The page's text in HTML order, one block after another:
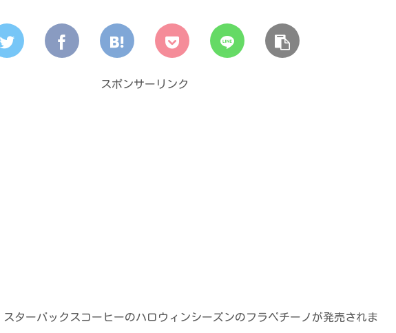
スポンサーリンク
スターバックスコーヒーのハロウィンシーズンのフラペチーノが発売されま